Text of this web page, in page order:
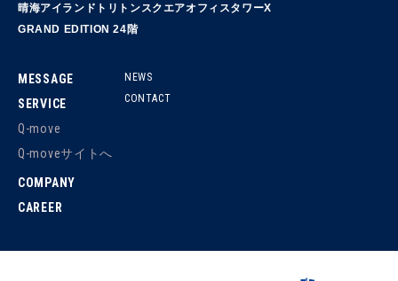
晴海アイランドトリトンスクエアオフィスタワーX
GRAND EDITION 24階
MESSAGE
SERVICE
Q-move
Q-moveサイトへ
COMPANY
CAREER
NEWS
CONTACT